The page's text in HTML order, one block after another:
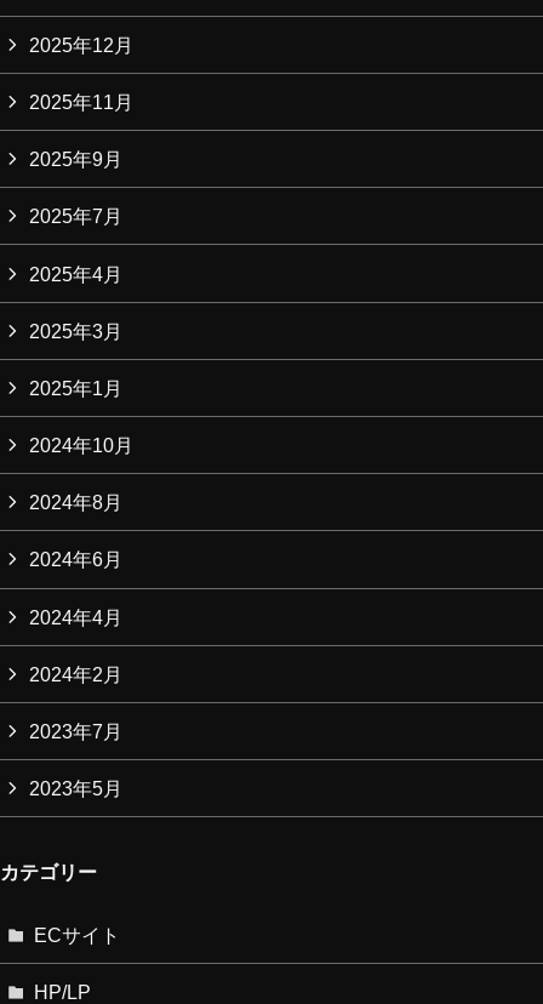
2025年12月
2025年11月
2025年9月
2025年7月
2025年4月
2025年3月
2025年1月
2024年10月
2024年8月
2024年6月
2024年4月
2024年2月
2023年7月
2023年5月
カテゴリー
ECサイト
HP/LP